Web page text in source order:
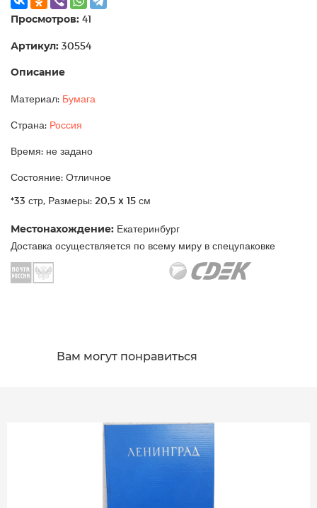
Просмотров: 41
Артикул: 30554
Описание
Материал: Бумага
Страна: Россия
Время: не задано
Состояние: Отличное
*33 стр, Размеры: 20,5 x 15 см
Местонахождение: Екатеринбург
Доставка осуществляется по всему миру в спецупаковке
Вам могут понравиться